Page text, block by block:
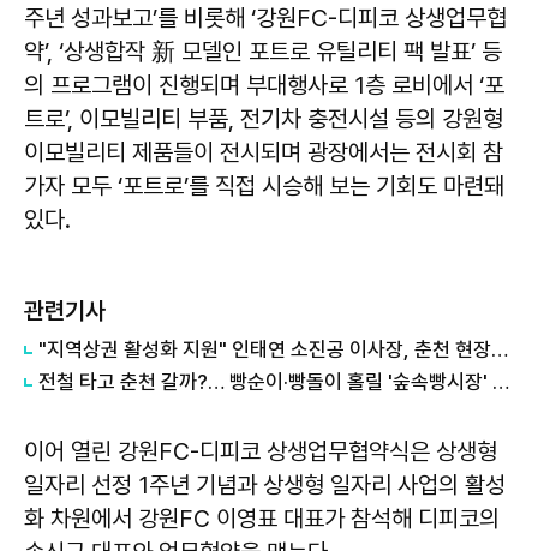
주년 성과보고’를 비롯해 ‘강원FC-디피코 상생업무협
약’, ‘상생합작 新 모델인 포트로 유틸리티 팩 발표’ 등
의 프로그램이 진행되며 부대행사로 1층 로비에서 ‘포
트로’, 이모빌리티 부품, 전기차 충전시설 등의 강원형
이모빌리티 제품들이 전시되며 광장에서는 전시회 참
가자 모두 ‘포트로’를 직접 시승해 보는 기회도 마련돼
있다.
관련기사
"지역상권 활성화 지원" 인태연 소진공 이사장, 춘천 현장방문
전철 타고 춘천 갈까?… 빵순이·빵돌이 홀릴 '숲속빵시장' 열린다
이어 열린 강원FC-디피코 상생업무협약식은 상생형
일자리 선정 1주년 기념과 상생형 일자리 사업의 활성
화 차원에서 강원FC 이영표 대표가 참석해 디피코의